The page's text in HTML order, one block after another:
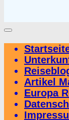
Artikel
Europa